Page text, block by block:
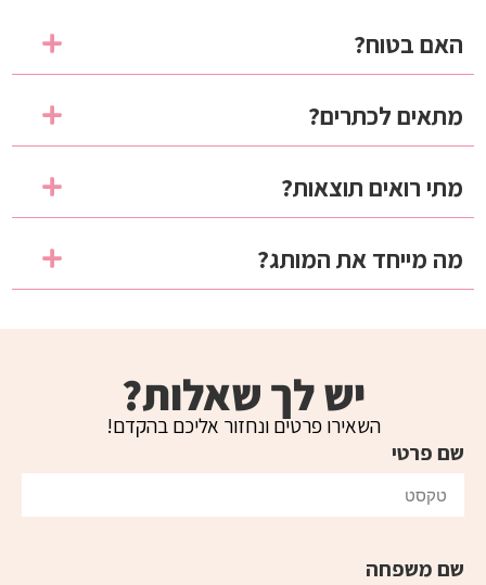
האם בטוח?
מתאים לכתרים?
מתי רואים תוצאות?
מה מייחד את המותג?
יש לך שאלות?
השאירו פרטים ונחזור אליכם בהקדם!
שם פרטי
שם משפחה